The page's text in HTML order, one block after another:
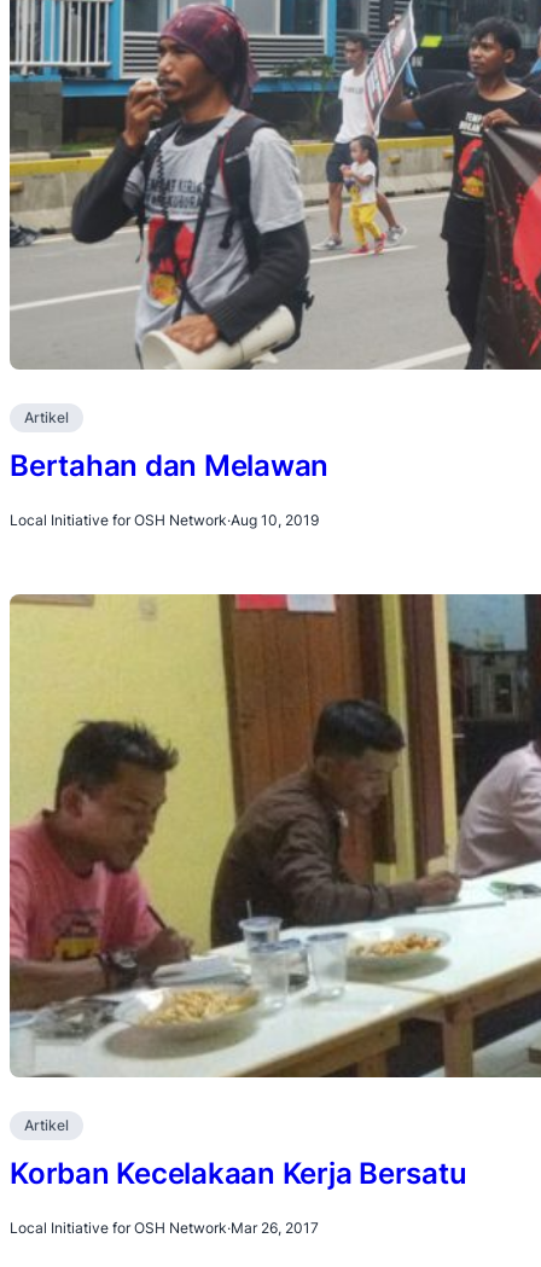
Artikel
Bertahan dan Melawan
Local Initiative for OSH Network·Aug 10, 2019
Artikel
Korban Kecelakaan Kerja Bersatu
Local Initiative for OSH Network·Mar 26, 2017